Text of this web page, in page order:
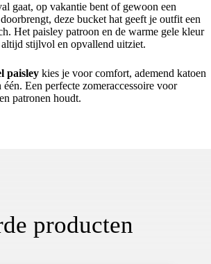
gaat, op vakantie bent of gewoon een
deze bucket hat geeft je outfit een
Het paisley patroon en de warme gele kleur
stijlvol en opvallend uitziet.
paisley kies je voor comfort, ademend katoen
Een perfecte zomeraccessoire voor
patronen houdt.
producten